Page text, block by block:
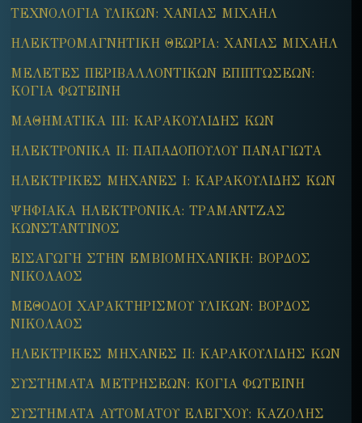
ΤΕΧΝΟΛΟΓΙΑ ΥΛΙΚΩΝ: ΧΑΝΙΑΣ ΜΙΧΑΗΛ
ΗΛΕΚΤΡΟΜΑΓΝΗΤΙΚΗ ΘΕΩΡΙΑ: ΧΑΝΙΑΣ ΜΙΧΑΗΛ
ΜΕΛΕΤΕΣ ΠΕΡΙΒΑΛΛΟΝΤΙΚΩΝ ΕΠΙΠΤΩΣΕΩΝ:
ΚΟΓΙΑ ΦΩΤΕΙΝΗ
ΜΑΘΗΜΑΤΙΚΑ ΙΙΙ: ΚΑΡΑΚΟΥΛΙΔΗΣ ΚΩΝ
ΗΛΕΚΤΡΟΝΙΚΑ ΙΙ: ΠΑΠΑΔΟΠΟΥΛΟΥ ΠΑΝΑΓΙΩΤΑ
ΗΛΕΚΤΡΙΚΕΣ ΜΗΧΑΝΕΣ Ι: ΚΑΡΑΚΟΥΛΙΔΗΣ ΚΩΝ
ΨΗΦΙΑΚΑ ΗΛΕΚΤΡΟΝΙΚΑ: ΤΡΑΜΑΝΤΖΑΣ
ΚΩΝΣΤΑΝΤΙΝΟΣ
ΕΙΣΑΓΩΓΗ ΣΤΗΝ ΕΜΒΙΟΜΗΧΑΝΙΚΗ: ΒΟΡΔΟΣ
ΝΙΚΟΛΑΟΣ
ΜΕΘΟΔΟΙ ΧΑΡΑΚΤΗΡΙΣΜΟΥ ΥΛΙΚΩΝ: ΒΟΡΔΟΣ
ΝΙΚΟΛΑΟΣ
ΗΛΕΚΤΡΙΚΕΣ ΜΗΧΑΝΕΣ ΙΙ: ΚΑΡΑΚΟΥΛΙΔΗΣ ΚΩΝ
ΣΥΣΤΗΜΑΤΑ ΜΕΤΡΗΣΕΩΝ: ΚΟΓΙΑ ΦΩΤΕΙΝΗ
ΣΥΣΤΗΜΑΤΑ ΑΥΤΟΜΑΤΟΥ ΕΛΕΓΧΟΥ: ΚΑΖΟΛΗΣ